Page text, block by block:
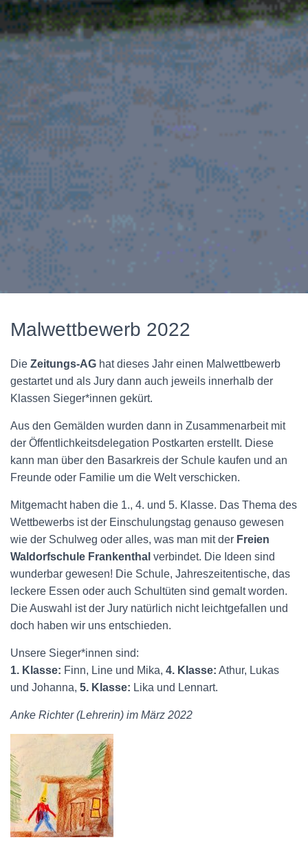
Malwettbewerb 2022
Die Zeitungs-AG hat dieses Jahr einen Malwettbewerb
gestartet und als Jury dann auch jeweils innerhalb der
Klassen Sieger*innen gekürt.
Aus den Gemälden wurden dann in Zusammenarbeit mit
der Öffentlichkeitsdelegation Post­karten erstellt. Diese
kann man über den Basarkreis der Schule kaufen und an
Freunde oder Familie um die Welt verschicken.
Mitgemacht haben die 1., 4. und 5. Klasse. Das Thema des
Wett­bewerbs ist der Einschu­lungstag genauso gewesen
wie der Schul­weg oder alles, was man mit der Frei­en
Waldorfschule Fran­kenthal verbindet. Die Ideen sind
wun­der­bar gewesen! Die Schu­le, Jahres­zeiten­tische, das
leckere Essen oder auch Schul­tüten sind ge­malt worden.
Die Auswahl ist der Jury natürlich nicht leicht­gefallen und
doch ha­ben wir uns ent­schie­den.
Unsere Sieger*innen sind:
1. Klasse: Finn, Line und Mika, 4. Klasse: Athur, Lukas
und Johanna, 5. Klasse: Lika und Lennart.
Anke Richter (Lehrerin) im März 2022